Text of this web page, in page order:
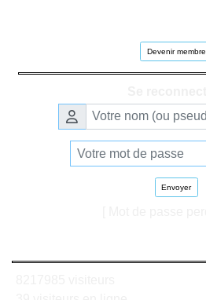
Devenir membre
Envoyer